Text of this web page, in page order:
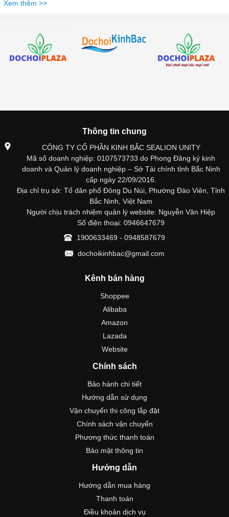
Xem thêm >>
Thông tin chung
CÔNG TY CỔ PHẦN KINH BẮC SEALION UNITY
Mã số doanh nghiệp: 0107573733 do Phong Đăng ký kinh
doanh và Quản lý doanh nghiệp – Sở Tài chính tỉnh Bắc Ninh
cấp ngày 22/09/2016.
Địa chỉ trụ sở: Tổ dân phố Đông Du Núi, Phường Đào Viên, Tỉnh
Bắc Ninh, Việt Nam
Người chịu trách nhiệm quản lý website: Nguyễn Văn Hiệp
Số điện thoại: 0946647679
1900633469 - 0948587679
dochoikinhbac@gmail.com
Kênh bán hàng
Shoppee
Alibaba
Amazon
Lazada
Website
Chính sách
Bảo hành chi tiết
Hướng dẫn sử dụng
Vận chuyển thi công lắp đặt
Chính sách vận chuyển
Phương thức thanh toán
Bảo mật thông tin
Hướng dẫn
Hướng dẫn mua hàng
Thanh toán
Điều khoản dịch vụ